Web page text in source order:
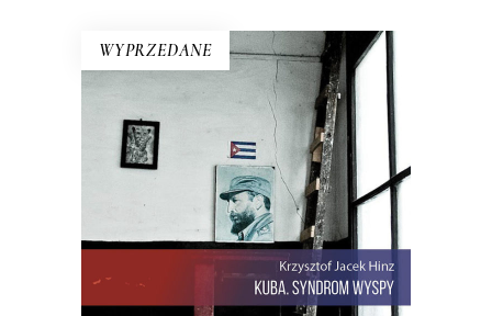
WYPRZEDANE
KUBA. SYNDROM WYSPY
Rewolucja i dysydenci, Kubanki
walczące o podpaski i Kubańczycy,
którzy obrażają rewolucję szortami i
sandałami. Jest tu dawna świetność
Hawany, są prosięta hodowane w